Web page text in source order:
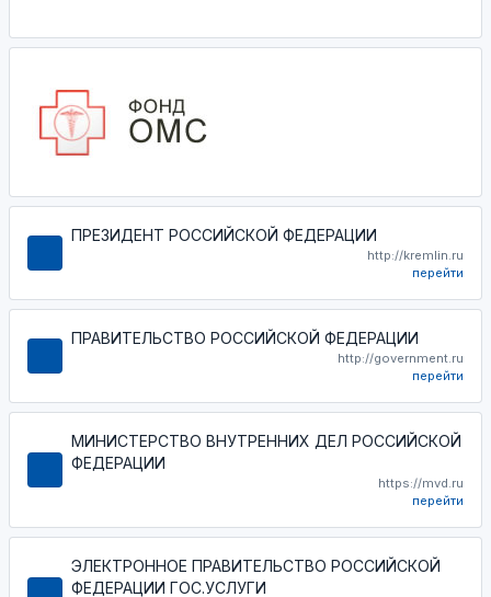
ПРЕЗИДЕНТ РОССИЙСКОЙ ФЕДЕРАЦИИ
http://kremlin.ru
перейти
ПРАВИТЕЛЬСТВО РОССИЙСКОЙ ФЕДЕРАЦИИ
http://government.ru
перейти
МИНИСТЕРСТВО ВНУТРЕННИХ ДЕЛ РОССИЙСКОЙ
ФЕДЕРАЦИИ
https://mvd.ru
перейти
ЭЛЕКТРОННОЕ ПРАВИТЕЛЬСТВО РОССИЙСКОЙ
ФЕДЕРАЦИИ ГОС.УСЛУГИ